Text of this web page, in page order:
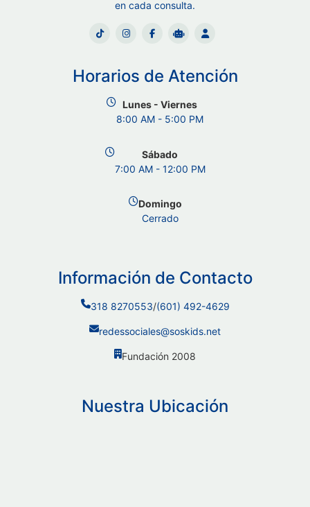
en cada consulta.
Horarios de Atención
Lunes - Viernes
8:00 AM - 5:00 PM
Sábado
7:00 AM - 12:00 PM
Domingo
Cerrado
Información de Contacto
318 8270553/(601) 492-4629
redessociales@soskids.net
Fundación 2008
Nuestra Ubicación